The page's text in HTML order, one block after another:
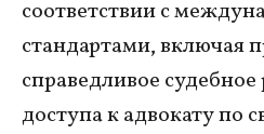
соответствии с
стандартами, включая
справедливое судебное
доступа к адвокату по